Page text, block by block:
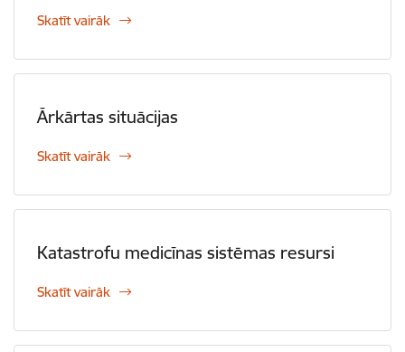
Skatīt vairāk
Ārkārtas situācijas
Skatīt vairāk
Katastrofu medicīnas sistēmas resursi
Skatīt vairāk